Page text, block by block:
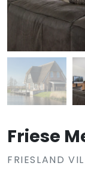
Friese
FRIESLAND